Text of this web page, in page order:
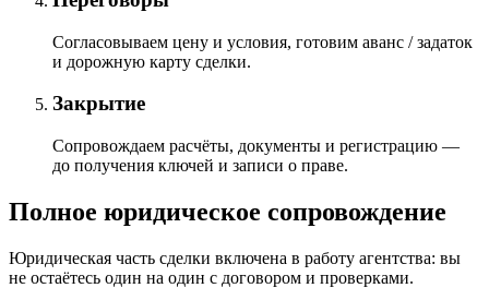
Согласовываем цену и условия, готовим аванс / задаток
и дорожную карту сделки.
Закрытие
Сопровождаем расчёты, документы и регистрацию —
до получения ключей и записи о праве.
Полное юридическое сопровождение
Юридическая часть сделки включена в работу агентства: вы
не остаётесь один на один с договором и проверками.